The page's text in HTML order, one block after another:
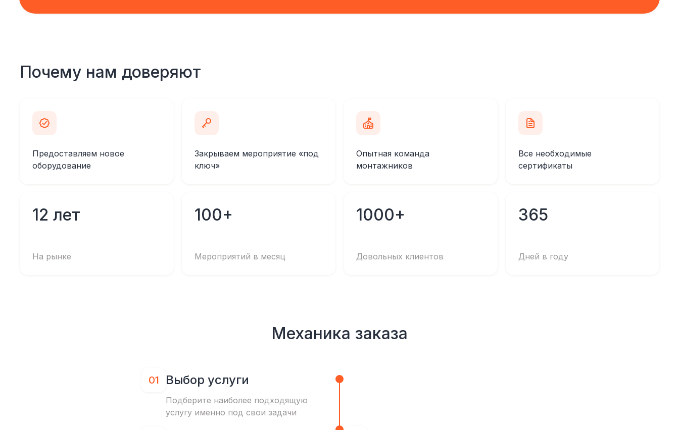
Почему нам доверяют
Предоставляем новое
оборудование
Закрываем мероприятие «под
ключ»
Опытная команда
монтажников
Все необходимые
сертификаты
12 лет
На рынке
100+
Мероприятий в месяц
1000+
Довольных клиентов
365
Дней в году
Механика заказа
01 Выбор услуги
Подберите наиболее подходящую
услугу именно под свои задачи